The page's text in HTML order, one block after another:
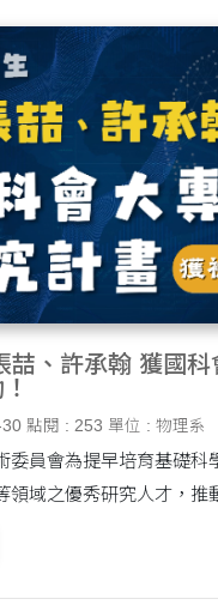
喆、許承翰 獲國科
30 點閱 : 253 單位 : 物理系
委員會為提早培育基礎科
領域之優秀研究人才，推
校學生在就學期間參與研
究工作及成果報告，不僅